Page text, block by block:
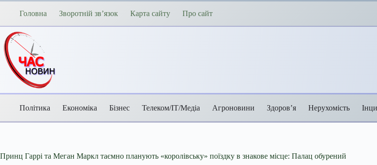
Перейти
Головна Зворотній зв’язок Карта сайту Про сайт
Політика Економіка Бізнес Телеком/ІТ/Медіа Агроновини Здоров’я Нерухомість
Принц Гаррі та Меган Маркл таємно планують «королівську» поїздку в знакове місце: Палац обурений